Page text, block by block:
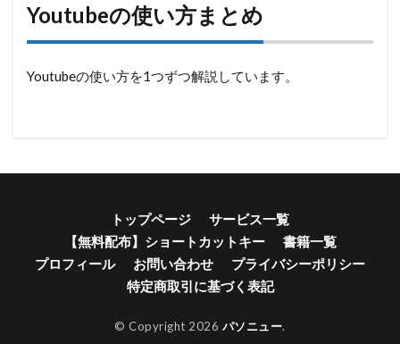
Youtubeの使い方まとめ
Youtubeの使い方を1つずつ解説しています。
トップページ
サービス一覧
【無料配布】ショートカットキー
書籍一覧
プロフィール
お問い合わせ
プライバシーポリシー
特定商取引に基づく表記
© Copyright 2026 パソニュー.